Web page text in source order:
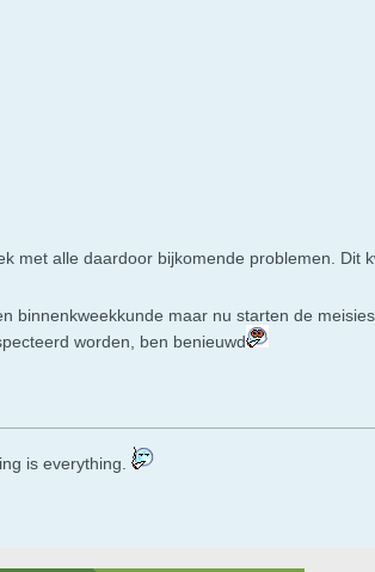
met alle daardoor bijkomende problemen.
binnenkweekkunde maar nu starten de
worden, ben benieuwd
is everything.